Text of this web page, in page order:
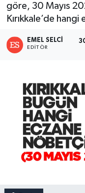
göre, 30 Mayıs
Kırıkkale’de
EMEL SELCI
EDITÖR
Haber Arşivi